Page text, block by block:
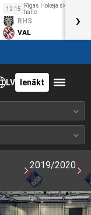
12:15
Rīgas Hokeja skolas
halle
RHS
VAL
›
LV Ienākt
2019/2020